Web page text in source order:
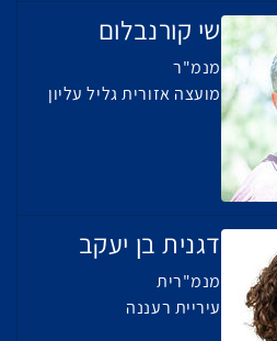
שי קורנבלום
מנמ"ר
מועצה אזורית גליל עליון
דגנית בן יעקב
מנמ"רית
עיריית רעננה